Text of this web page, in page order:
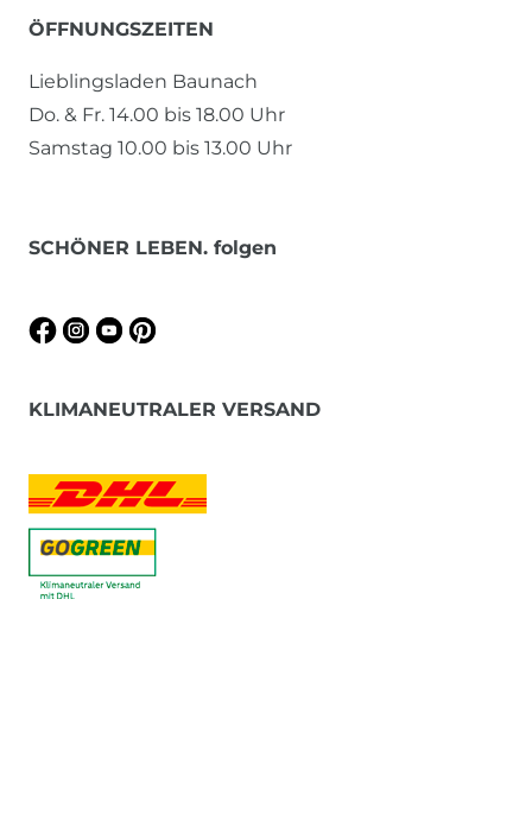
ÖFFNUNGSZEITEN
Lieblingsladen Baunach
Do. & Fr. 14.00 bis 18.00 Uhr
Samstag 10.00 bis 13.00 Uhr
SCHÖNER LEBEN. folgen
KLIMANEUTRALER VERSAND